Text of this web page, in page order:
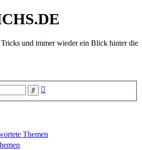
und immer wieder ein Blick hinter die
Suche
Themen